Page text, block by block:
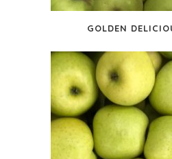
GOLDEN